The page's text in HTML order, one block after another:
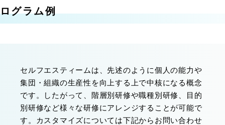
ログラム例
セルフエスティームは、先述のように個人の能力や
集団・組織の生産性を向上する上で中核になる概念
です。したがって、階層別研修や職種別研修、目的
別研修など様々な研修にアレンジすることが可能で
す。カスタマイズについては下記からお問い合わせ